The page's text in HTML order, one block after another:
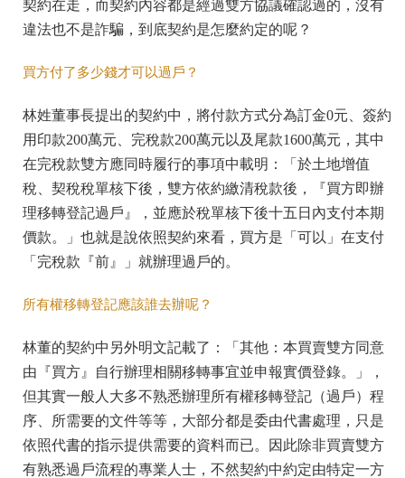
契約在走，而契約內容都是經過雙方協議確認過的，沒有
違法也不是詐騙，到底契約是怎麼約定的呢？
買方付了多少錢才可以過戶？
林姓董事長提出的契約中，將付款方式分為訂金0元、簽約
用印款200萬元、完稅款200萬元以及尾款1600萬元，其中
在完稅款雙方應同時履行的事項中載明：「於土地增值
稅、契稅稅單核下後，雙方依約繳清稅款後，『買方即辦
理移轉登記過戶』，並應於稅單核下後十五日內支付本期
價款。」也就是說依照契約來看，買方是「可以」在支付
「完稅款『前』」就辦理過戶的。
所有權移轉登記應該誰去辦呢？
林董的契約中另外明文記載了：「其他：本買賣雙方同意
由『買方』自行辦理相關移轉事宜並申報實價登錄。」，
但其實一般人大多不熟悉辦理所有權移轉登記（過戶）程
序、所需要的文件等等，大部分都是委由代書處理，只是
依照代書的指示提供需要的資料而已。因此除非買賣雙方
有熟悉過戶流程的專業人士，不然契約中約定由特定一方